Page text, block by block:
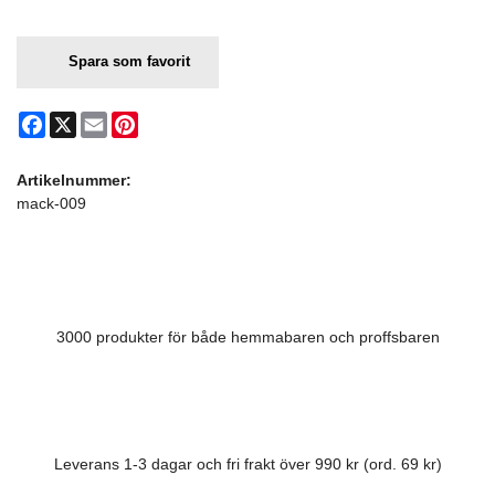
Spara som favorit
Facebook
X Email
Artikelnummer:
mack-009
3000 produkter för både hemmabaren och proffsbaren
Leverans 1-3 dagar och fri frakt över 990 kr (ord. 69 kr)